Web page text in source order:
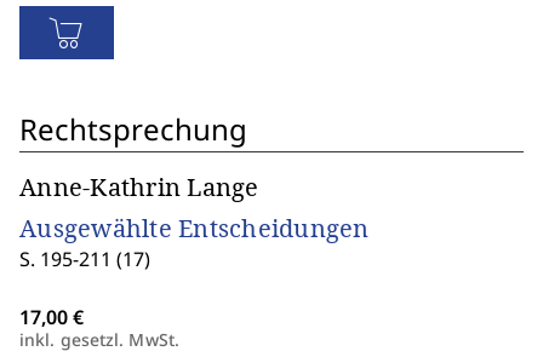
Rechtsprechung
Anne-Kathrin Lange
Ausgewählte Entscheidungen
S. 195-211 (17)
inkl. gesetzl. MwSt.